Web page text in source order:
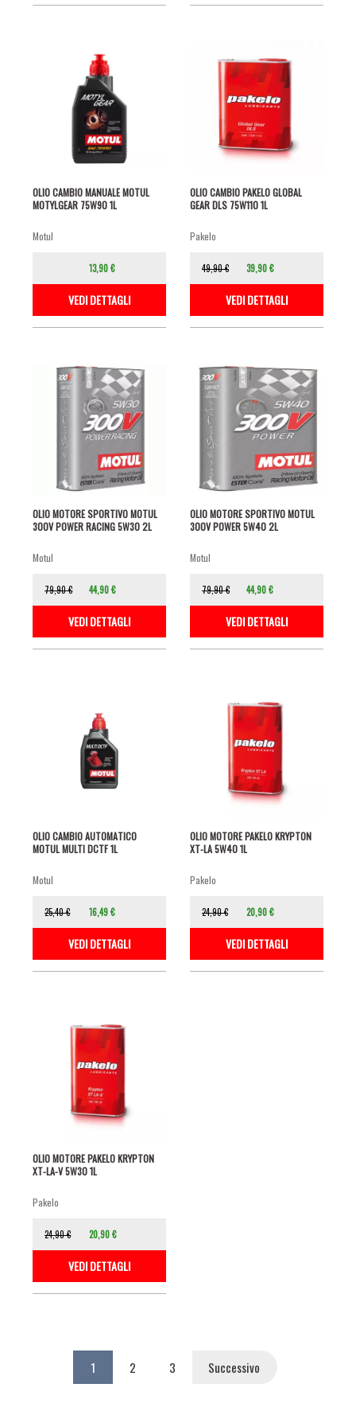
OLIO CAMBIO MANUALE MOTUL
MOTYLGEAR 75W90 1L
motul
13,90 €
VEDI DETTAGLI
OLIO CAMBIO PAKELO GLOBAL
GEAR DLS 75W110 1L
pakelo
49,90 € 39,90 €
VEDI DETTAGLI
OLIO MOTORE SPORTIVO MOTUL
300V POWER RACING 5W30 2L
motul
79,90 € 44,90 €
VEDI DETTAGLI
OLIO MOTORE SPORTIVO MOTUL
300V POWER 5W40 2L
motul
79,90 € 44,90 €
VEDI DETTAGLI
OLIO CAMBIO AUTOMATICO
MOTUL MULTI DCTF 1L
motul
25,40 € 16,49 €
VEDI DETTAGLI
OLIO MOTORE PAKELO KRYPTON
XT-LA 5W40 1L
pakelo
24,90 € 20,90 €
VEDI DETTAGLI
OLIO MOTORE PAKELO KRYPTON
XT-LA-V 5W30 1L
pakelo
24,90 € 20,90 €
VEDI DETTAGLI
Paginazione
Pagina
1 Page
2 Page
3
Pagina
Successivo